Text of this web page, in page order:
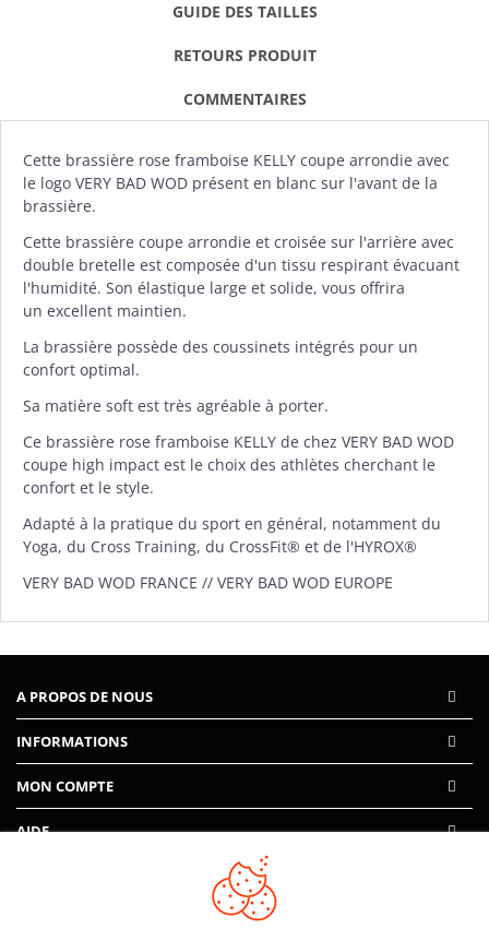
GUIDE DES TAILLES
RETOURS PRODUIT
COMMENTAIRES
Cette brassière rose framboise KELLY coupe arrondie avec
le logo VERY BAD WOD présent en blanc sur l'avant de la
brassière.
Cette brassière coupe arrondie et croisée sur l'arrière avec
double bretelle est composée d'un tissu respirant évacuant
l'humidité. Son élastique large et solide, vous offrira
un excellent maintien.
La brassière possède des coussinets intégrés pour un
confort optimal.
Sa matière soft est très agréable à porter.
Ce brassière rose framboise KELLY de chez VERY BAD WOD
coupe high impact est le choix des athlètes cherchant le
confort et le style.
Adapté à la pratique du sport en général, notamment du
Yoga, du Cross Training, du CrossFit® et de l'HYROX®
VERY BAD WOD FRANCE // VERY BAD WOD EUROPE
A PROPOS DE NOUS
INFORMATIONS
MON COMPTE
AIDE